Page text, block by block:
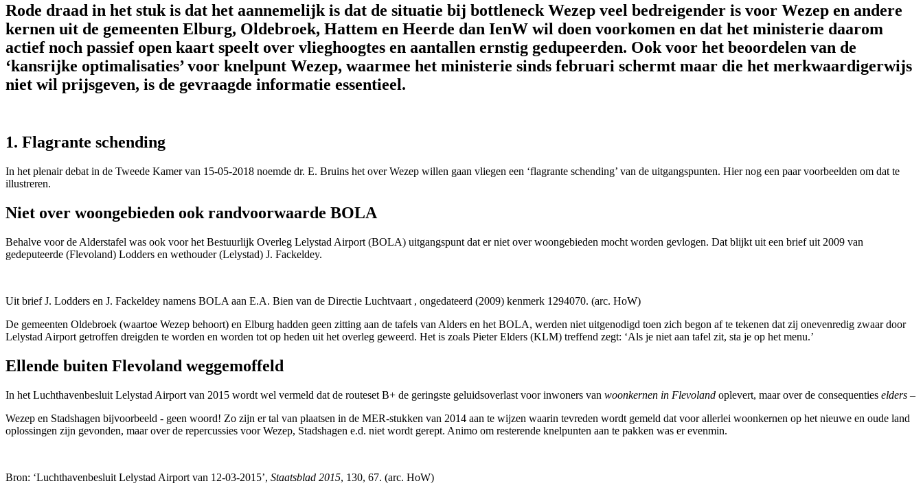
Rode draad in het stuk is dat het aannemelijk is dat de situatie bij bottleneck Wezep veel bedreigender is voor Wezep en andere
kernen uit de gemeenten Elburg, Oldebroek, Hattem en Heerde dan IenW wil doen voorkomen en dat het ministerie daarom
actief noch passief open kaart speelt over vlieghoogtes en aantallen ernstig gedupeerden. Ook voor het beoordelen van de
‘kansrijke optimalisaties’ voor knelpunt Wezep, waarmee het ministerie sinds februari schermt maar die het merkwaardigerwijs
niet wil prijsgeven, is de gevraagde informatie essentieel.
1. Flagrante schending
In het plenair debat in de Tweede Kamer van 15-05-2018 noemde dr. E. Bruins het over Wezep willen gaan vliegen een ‘flagrante schending’ van de uitgangspunten. Hier nog een paar voorbeelden om dat te
illustreren.
Niet over woongebieden ook randvoorwaarde BOLA
Behalve voor de Alderstafel was ook voor het Bestuurlijk Overleg Lelystad Airport (BOLA) uitgangspunt dat er niet over woongebieden mocht worden gevlogen. Dat blijkt uit een brief uit 2009 van
gedeputeerde (Flevoland) Lodders en wethouder (Lelystad) J. Fackeldey.
Uit brief J. Lodders en J. Fackeldey namens BOLA aan E.A. Bien van de Directie Luchtvaart , ongedateerd (2009) kenmerk 1294070. (arc. HoW)
De gemeenten Oldebroek (waartoe Wezep behoort) en Elburg hadden geen zitting aan de tafels van Alders en het BOLA, werden niet uitgenodigd toen zich begon af te tekenen dat zij onevenredig zwaar door
Lelystad Airport getroffen dreigden te worden en worden tot op heden uit het overleg geweerd. Het is zoals Pieter Elders (KLM) treffend zegt: ‘Als je niet aan tafel zit, sta je op het menu.’
Ellende buiten Flevoland weggemoffeld
In het Luchthavenbesluit Lelystad Airport van 2015 wordt wel vermeld dat de routeset B+ de geringste geluidsoverlast voor inwoners van woonkernen in Flevoland oplevert, maar over de consequenties elders –
Wezep en Stadshagen bijvoorbeeld - geen woord! Zo zijn er tal van plaatsen in de MER-stukken van 2014 aan te wijzen waarin tevreden wordt gemeld dat voor allerlei woonkernen op het nieuwe en oude land
oplossingen zijn gevonden, maar over de repercussies voor Wezep, Stadshagen e.d. niet wordt gerept. Animo om resterende knelpunten aan te pakken was er evenmin.
Bron: ‘Luchthavenbesluit Lelystad Airport van 12-03-2015’, Staatsblad 2015, 130, 67. (arc. HoW)